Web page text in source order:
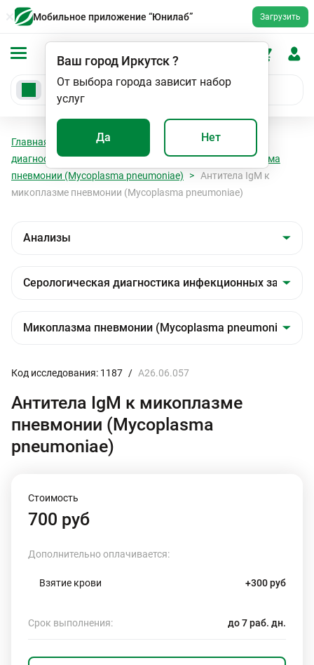
Мобильное приложение “Юнилаб” Загрузить
Ваш город Иркутск?
От выбора города зависит набор
услуг
Да Нет
Главная Анализы
Серологическая
диагностика инфекционных заболеваний
Микоплазма
пневмонии (Mycoplasma pneumoniae)
Антитела IgM к
микоплазме пневмонии (Mycoplasma pneumoniae)
Код исследования: 1187 / A26.06.057
Антитела IgM к микоплазме
пневмонии (Mycoplasma
pneumoniae)
Стоимость
700 руб
Дополнительно оплачивается:
Взятие крови +300 руб
Срок выполнения: до 7 раб. дн.